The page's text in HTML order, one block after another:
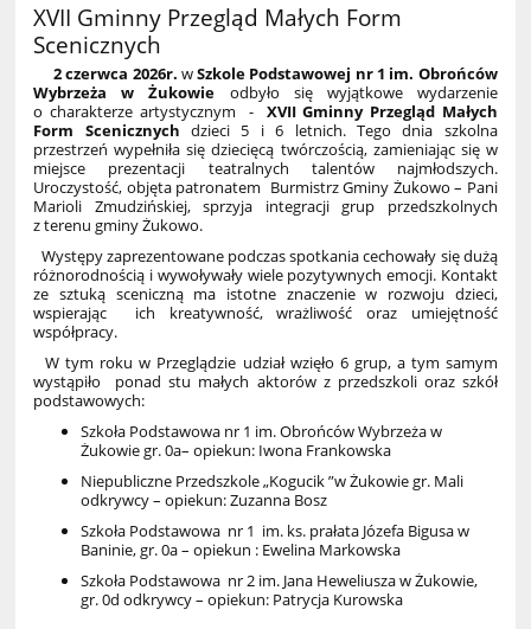
XVII Gminny Przegląd Małych Form
Scenicznych
2 czerwca 2026r. wSzkole Podstawowej nr 1 im. Obrońców
Wybrzeża w Żukowie odbyło się wyjątkowe wydarzenie
o charakterze artystycznym -
XVII Gminny Przegląd Małych
Form Scenicznychdzieci 5 i 6 letnich. Tego dnia szkolna
przestrzeń wypełniła się dziecięcą twórczością, zamieniając się w
miejsce prezentacji teatralnych talentów najmłodszych.
Uroczystość, objęta patronatem Burmistrz Gminy Żukowo – Pani
Marioli Zmudzińskiej, sprzyja integracji grup przedszkolnych
z terenu gminy Żukowo.
Występy zaprezentowane podczas spotkania cechowały się dużą
różnorodnością i wywoływały wiele pozytywnych emocji. Kontakt
ze sztuką sceniczną ma istotne znaczenie w rozwoju dzieci,
wspierając ich kreatywność, wrażliwość oraz umiejętność
współpracy.
W tym roku w Przeglądzie udział wzięło 6 grup, a tym samym
wystąpiło ponad stu małych aktorów z przedszkoli oraz szkół
podstawowych:
Szkoła Podstawowa nr 1 im. Obrońców Wybrzeża w
Żukowie gr. 0a– opiekun: Iwona Frankowska
Niepubliczne Przedszkole „Kogucik ”w Żukowie gr. Mali
odkrywcy – opiekun: Zuzanna Bosz
Szkoła Podstawowa nr 1 im. ks. prałata Józefa Bigusa w
Baninie, gr. 0a – opiekun : Ewelina Markowska
Szkoła Podstawowa nr 2 im. Jana Heweliusza w Żukowie,
gr. 0d odkrywcy – opiekun: Patrycja Kurowska